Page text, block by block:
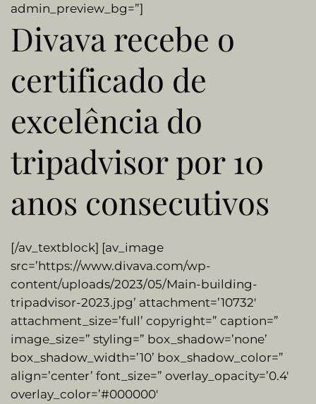
admin_preview_bg=”]
Divava recebe o
certificado de
excelência do
tripadvisor por 10
anos consecutivos
[/av_textblock] [av_image
src=’https://www.divava.com/wp-
content/uploads/2023/05/Main-building-
tripadvisor-2023.jpg’ attachment=’10732′
attachment_size=’full’ copyright=” caption=”
image_size=” styling=” box_shadow=’none’
box_shadow_width=’10’ box_shadow_color=”
align=’center’ font_size=” overlay_opacity=’0.4′
overlay_color=’#000000′